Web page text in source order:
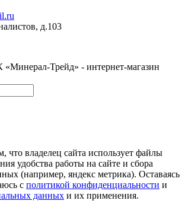
д.103
Трейд» - интернет-магазин
что владелец сайта использует файлы
удобства работы на сайте и сбора
(например, яндекс метрика). Оставаясь
с политикой конфиденциальности и
данных и их применения.